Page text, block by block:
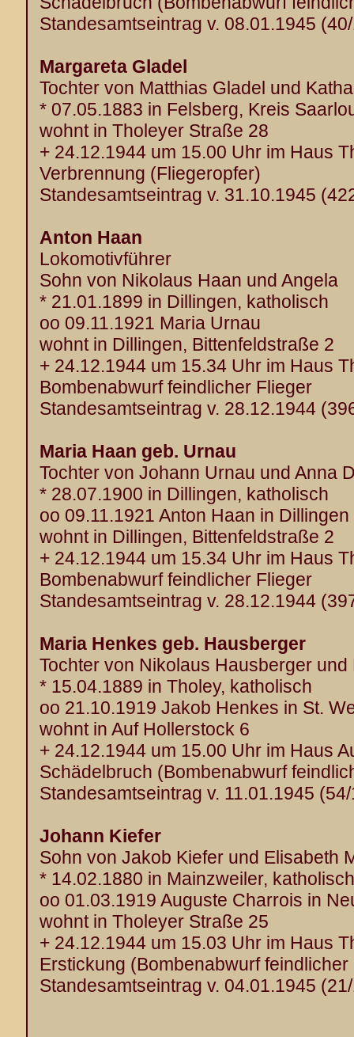
Standesamtseintrag v. 08.01.1945
Margareta Gladel
Tochter von Matthias Gladel und
* 07.05.1883 in Felsberg, Kreis
wohnt in Tholeyer Straße 28
+ 24.12.1944 um 15.00 Uhr im Haus
Verbrennung (Fliegeropfer)
Standesamtseintrag v. 31.10.1945
Anton Haan
Lokomotivführer
Sohn von Nikolaus Haan und Angela
* 21.01.1899 in Dillingen, katholisch
oo 09.11.1921 Maria Urnau
wohnt in Dillingen, Bittenfeldstraße 2
+ 24.12.1944 um 15.34 Uhr im Haus
Bombenabwurf feindlicher Flieger
Standesamtseintrag v. 28.12.1944
Maria Haan geb. Urnau
Tochter von Johann Urnau und Anna
* 28.07.1900 in Dillingen, katholisch
oo 09.11.1921 Anton Haan in Dillingen
wohnt in Dillingen, Bittenfeldstraße 2
+ 24.12.1944 um 15.34 Uhr im Haus
Bombenabwurf feindlicher Flieger
Standesamtseintrag v. 28.12.1944
Maria Henkes geb. Hausberger
Tochter von Nikolaus Hausberger und
* 15.04.1889 in Tholey, katholisch
oo 21.10.1919 Jakob Henkes in St.
wohnt in Auf Hollerstock 6
+ 24.12.1944 um 15.00 Uhr im Haus
Schädelbruch (Bombenabwurf
Standesamtseintrag v. 11.01.1945
Johann Kiefer
Sohn von Jakob Kiefer und Elisabeth
* 14.02.1880 in Mainzweiler, katholisch
oo 01.03.1919 Auguste Charrois in
wohnt in Tholeyer Straße 25
+ 24.12.1944 um 15.03 Uhr im Haus
Erstickung (Bombenabwurf feindlicher
Standesamtseintrag v. 04.01.1945